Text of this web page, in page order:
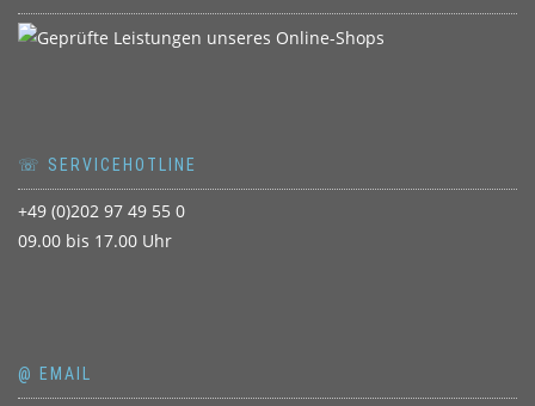
☏ SERVICEHOTLINE
+49 (0)202 97 49 55 0
09.00 bis 17.00 Uhr
@ EMAIL